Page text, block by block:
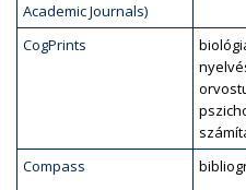
Academic Journals)
CogPrints
Compass